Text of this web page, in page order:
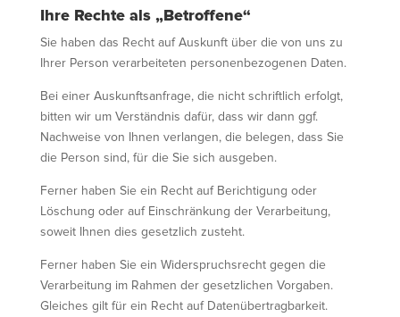
Ihre Rechte als „Betroffene“
Sie haben das Recht auf Auskunft über die von uns zu
Ihrer Person verarbeiteten personenbezogenen Daten.
Bei einer Auskunftsanfrage, die nicht schriftlich erfolgt,
bitten wir um Verständnis dafür, dass wir dann ggf.
Nachweise von Ihnen verlangen, die belegen, dass Sie
die Person sind, für die Sie sich ausgeben.
Ferner haben Sie ein Recht auf Berichtigung oder
Löschung oder auf Einschränkung der Verarbeitung,
soweit Ihnen dies gesetzlich zusteht.
Ferner haben Sie ein Widerspruchsrecht gegen die
Verarbeitung im Rahmen der gesetzlichen Vorgaben.
Gleiches gilt für ein Recht auf Datenübertragbarkeit.